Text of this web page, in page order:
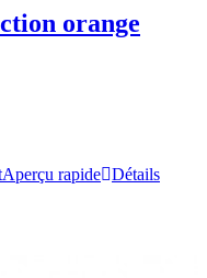
orange
Aperçu rapide Détails